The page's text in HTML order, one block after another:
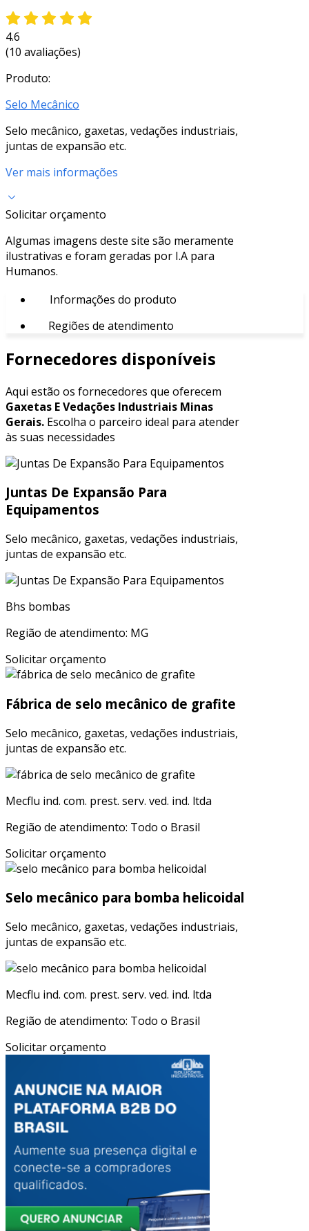
4.6
(10 avaliações)
Produto:
Selo Mecânico
Selo mecânico, gaxetas, vedações industriais,
juntas de expansão etc.
Ver mais informações
Solicitar orçamento
Algumas imagens deste site são meramente
ilustrativas e foram geradas por I.A para
Humanos.
Informações do produto
Regiões de atendimento
Fornecedores disponíveis
Aqui estão os fornecedores que oferecem
Gaxetas E Vedações Industriais Minas
Gerais. Escolha o parceiro ideal para atender
às suas necessidades
Juntas De Expansão Para
Equipamentos
Selo mecânico, gaxetas, vedações industriais,
juntas de expansão etc.
Bhs bombas
Região de atendimento: MG
Solicitar orçamento
Fábrica de selo mecânico de grafite
Selo mecânico, gaxetas, vedações industriais,
juntas de expansão etc.
Mecflu ind. com. prest. serv. ved. ind. ltda
Região de atendimento: Todo o Brasil
Solicitar orçamento
Selo mecânico para bomba helicoidal
Selo mecânico, gaxetas, vedações industriais,
juntas de expansão etc.
Mecflu ind. com. prest. serv. ved. ind. ltda
Região de atendimento: Todo o Brasil
Solicitar orçamento